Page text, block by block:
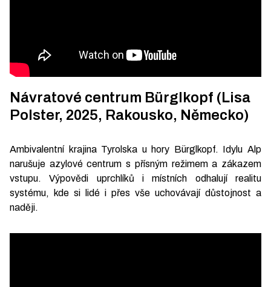
Návratové centrum Bürglkopf (Lisa
Polster, 2025, Rakousko, Německo)
Ambivalentní krajina Tyrolska u hory Bürglkopf. Idylu Alp
narušuje azylové centrum s přísným režimem a zákazem
vstupu. Výpovědi uprchlíků i místních odhalují realitu
systému, kde si lidé i přes vše uchovávají důstojnost a
naději.